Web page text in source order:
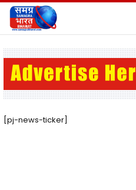
[pj-news-ticker]